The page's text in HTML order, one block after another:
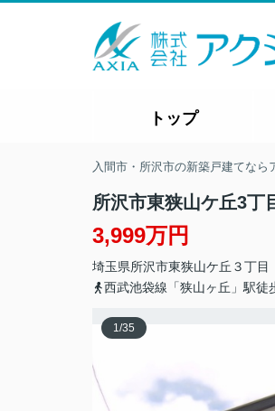
トップ
入間市・所沢市の新築戸建てなら
所沢市東狭山ケ丘3
3,999万円
埼玉県所沢市東狭山ケ丘 ３丁目
西武池袋線「狭山ヶ丘」駅徒
1/35